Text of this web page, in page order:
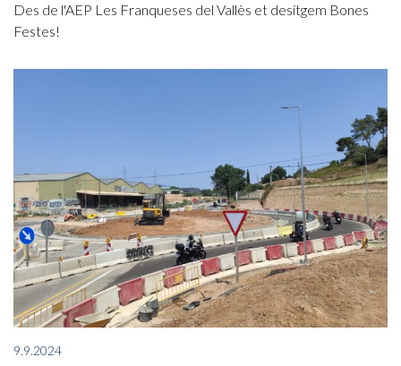
Des de l'AEP Les Franqueses del Vallès et desitgem Bones
Festes!
9.9.2024